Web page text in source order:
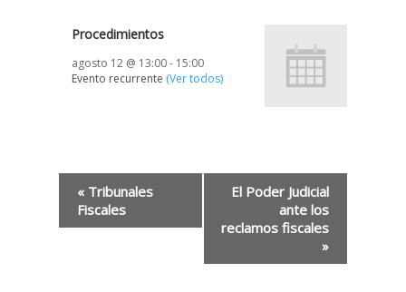
Procedimientos
agosto 12 @ 13:00- 15:00
Evento recurrente (Ver todos)
«Tribunales
Fiscales
El Poder Judicial
ante los
reclamos fiscales
»